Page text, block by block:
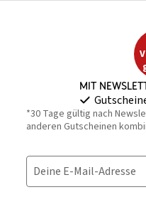
Mit
*30 Tage gültig nach
anderen Gutscheinen
Deine E-Mail-Adresse